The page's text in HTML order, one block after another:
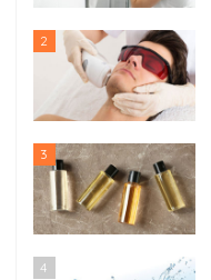
2
3
4